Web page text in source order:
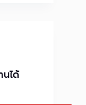
นได้